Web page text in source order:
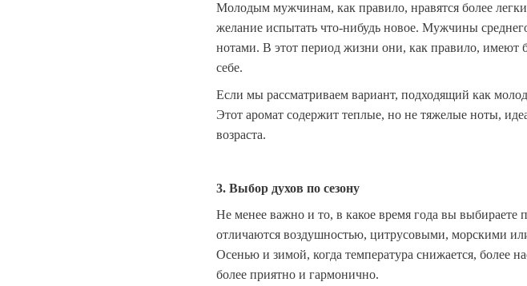
Молодым мужчинам, как правило, нравятся более
желание испытать что-нибудь новое. Мужчины
нотами. В этот период жизни они, как правило, имеют
себе.
Если мы рассматриваем вариант, подходящий как
Этот аромат содержит теплые, но не тяжелые ноты,
возраста.
3. Выбор духов по сезону
Не менее важно и то, в какое время года вы
отличаются воздушностью, цитрусовыми, морскими
Осенью и зимой, когда температура снижается,
более приятно и гармонично.